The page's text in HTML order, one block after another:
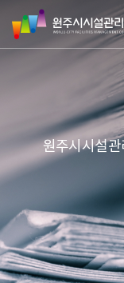
네
원
주
시
리
공
단
원주시시설